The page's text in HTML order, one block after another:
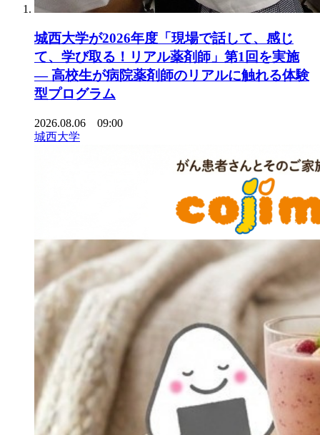
城西大学が2026年度「現場で話して、感じ
て、学び取る！リアル薬剤師」第1回を実施
― 高校生が病院薬剤師のリアルに触れる体験
型プログラム
2026.08.06 09:00
城西大学